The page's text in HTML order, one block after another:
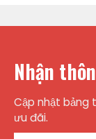
Nhận
Cập nhật bảng
ưu đãi.